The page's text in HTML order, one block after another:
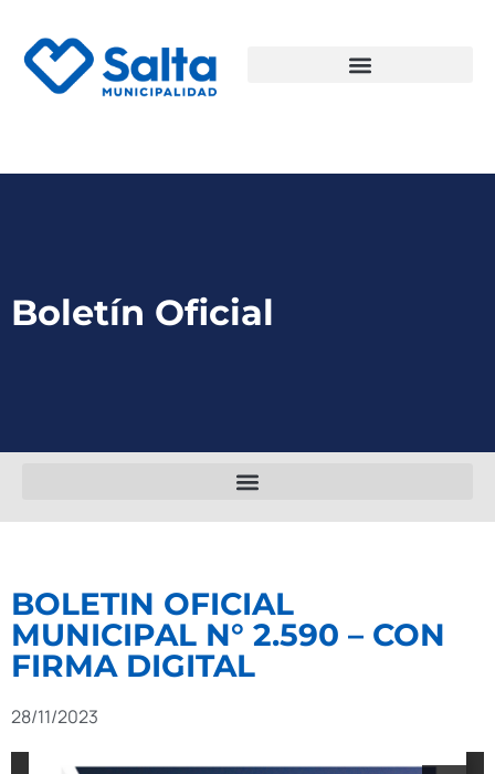
Boletín Oficial
BOLETIN OFICIAL
MUNICIPAL N° 2.590 – CON
FIRMA DIGITAL
28/11/2023